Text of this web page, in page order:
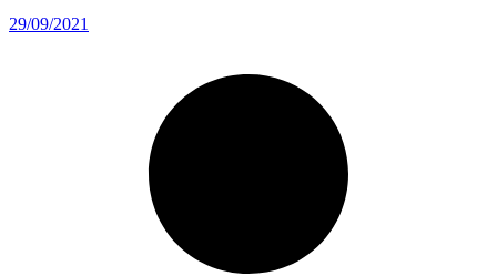
29/09/2021